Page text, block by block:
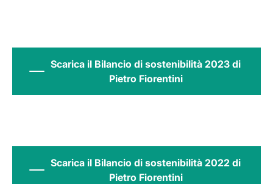
Scarica il Bilancio di sostenibilità 2023 di
Pietro Fiorentini
Scarica il Bilancio di sostenibilità 2022 di
Pietro Fiorentini